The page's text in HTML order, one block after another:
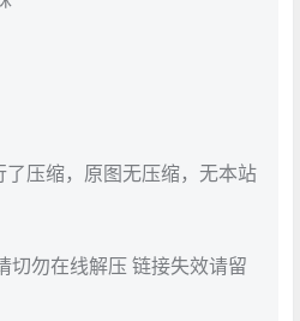
压缩，原图无压缩，无本站
切勿在线解压 链接失效请留